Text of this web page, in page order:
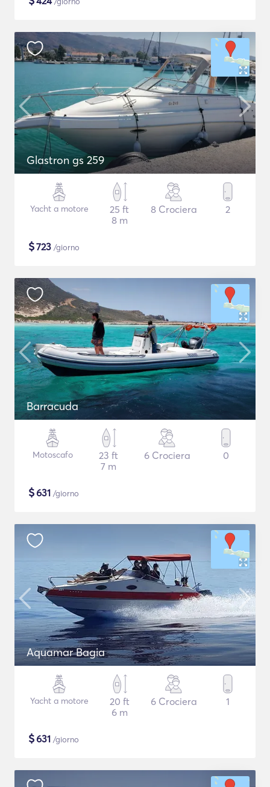
Glastron gs 259
Yacht a motore
25 ft
8 m
8 Crociera 2
$723 /giorno
Barracuda
Motoscafo
23 ft
7 m
6 Crociera 0
$631 /giorno
Aquamar Bagia
Yacht a motore
20 ft
6 m
6 Crociera 1
$631 /giorno